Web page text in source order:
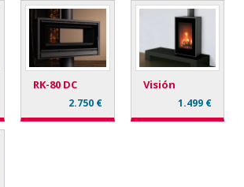
RK-80 DC
2.750 €
Visión
1.499 €